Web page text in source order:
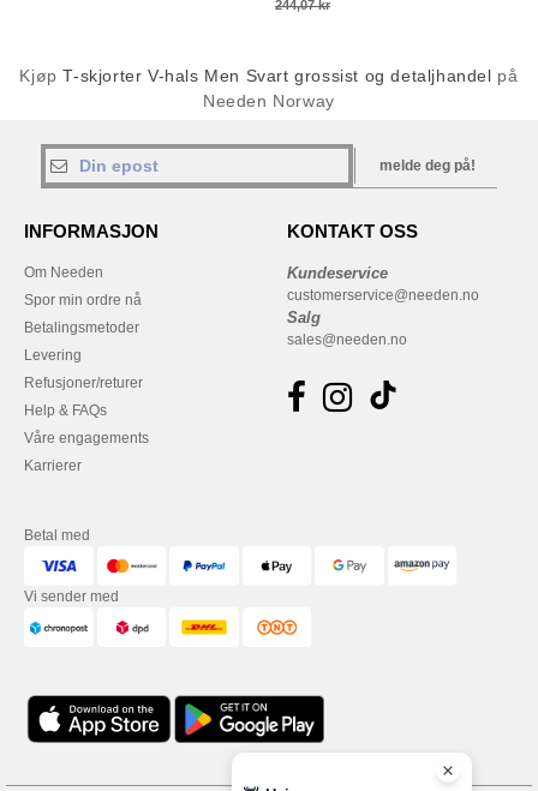
244,07 kr
KjøpT-skjorter V-hals Men Svart grossist og detaljhandel på
Needen Norway
melde deg på!
INFORMASJON
Om Needen
Spor min ordre nå
Betalingsmetoder
Levering
Refusjoner/returer
Help & FAQs
Våre engagements
Karrierer
KONTAKT OSS
Kundeservice
customerservice@needen.no
Salg
sales@needen.no
Betal med
Vi sender med